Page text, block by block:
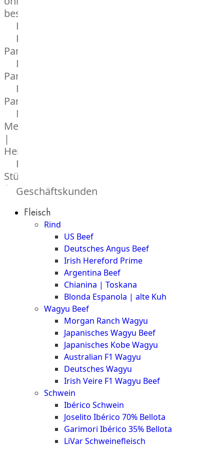
bestellen
Karriere
Kochschul-
Partner
Depot-
Partner
Frischetheken-
Partner
Männer
Metzger
|
Heinsberg
Feinkost
Stüttgen
|
The
Geschäftskunden
Fleisch
Rind
US Beef
Deutsches Angus Beef
Irish Hereford Prime
Argentina Beef
Chianina | Toskana
Blonda Espanola | alte Kuh
Wagyu Beef
Morgan Ranch Wagyu
Japanisches Wagyu Beef
Japanisches Kobe Wagyu
Australian F1 Wagyu
Deutsches Wagyu
Irish Veire F1 Wagyu Beef
Schwein
Ibérico Schwein
Joselito Ibérico 70% Bellota
Garimori Ibérico 35% Bellota
LiVar Schweinefleisch